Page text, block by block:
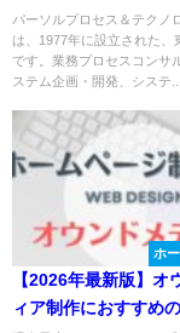
パーソルプロセス＆テクノ
は、1977年に設立された、
です。業務プロセスコンサ
ステム企画・開発、システ...
ホ
【2026年最新版】オ
ィア制作におすすめの